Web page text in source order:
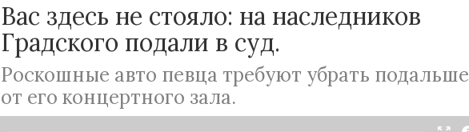
Вас здесь не стояло: на наследников
Градского подали в суд.
Роскошные авто певца требуют убрать подальше
от его концертного зала.